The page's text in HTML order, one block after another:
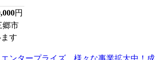
円
市
す